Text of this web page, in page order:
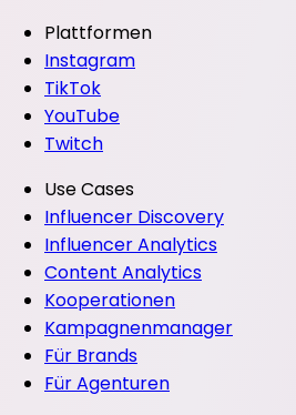
Plattformen
Instagram
TikTok
YouTube
Twitch
Use Cases
Influencer Discovery
Influencer Analytics
Content Analytics
Kooperationen
Kampagnenmanager
Für Brands
Für Agenturen